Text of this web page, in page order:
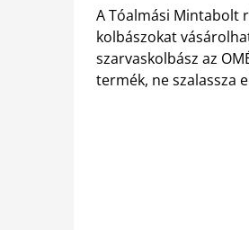
A Tóalmási Mintabolt
kolbászokat
szarvaskolbász az
termék, ne szalassza